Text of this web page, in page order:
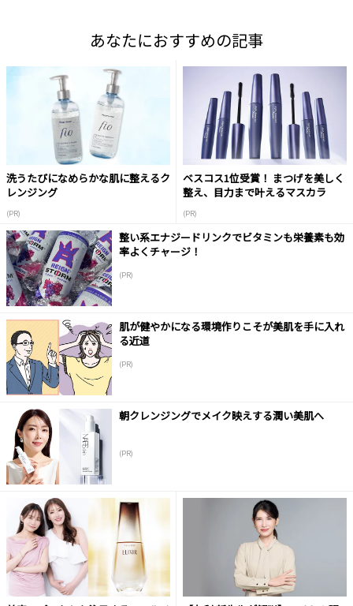
あなたにおすすめの記事
洗うたびになめらかな肌に整えるク
レンジング
(PR)
ベスコス1位受賞！ まつげを美しく
整え、目力まで叶えるマスカラ
(PR)
整い系エナジードリンクでビタミンも栄養素も効
率よくチャージ！
(PR)
肌が健やかになる環境作りこそが美肌を手に入れ
る近道
(PR)
朝クレンジングでメイク映えする潤い美肌へ
(PR)